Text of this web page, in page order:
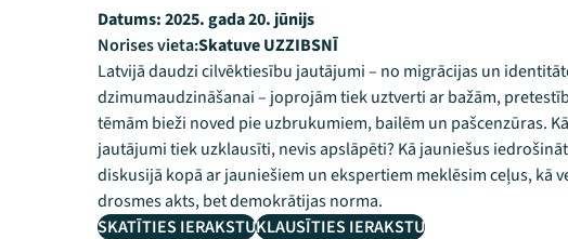
Datums:2025. gada 20. jūnijs
Norises vieta:Skatuve UZZIBSNĪ
Latvijā daudzi cilvēktiesību jautājumi – no migrācijas un
dzimumaudzināšanai – joprojām tiek uztverti ar bažām,
tēmām bieži noved pie uzbrukumiem, bailēm un pašcenzūras.
jautājumi tiek uzklausīti, nevis apslāpēti? Kā jauniešus
diskusijā kopā ar jauniešiem un ekspertiem meklēsim ceļus, kā
drosmes akts, bet demokrātijas norma.
SKATĪTIES IERAKSTUKLAUSĪTIES IERAKSTU